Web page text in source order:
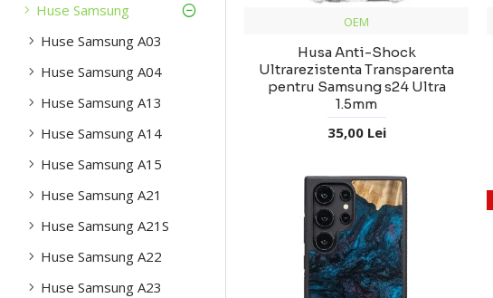
Huse Samsung
Huse Samsung A03
Huse Samsung A04
Huse Samsung A13
Huse Samsung A14
Huse Samsung A15
Huse Samsung A21
Huse Samsung A21S
Huse Samsung A22
Huse Samsung A23
OEM
Husa Anti-Shock
Ultrarezistenta Transparenta
pentru Samsung s24 Ultra
1.5mm
35,00 Lei